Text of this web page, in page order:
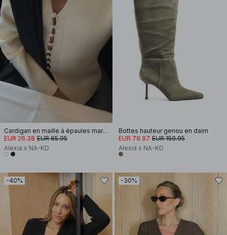
Cardigan en maille à épaules marquées
EUR 26.38 EUR 65.95
Alexia x NA-KD
Bottes hauteur genou en daim
EUR 79.97 EUR 159.95
Alexia x NA-KD
-40% -30%